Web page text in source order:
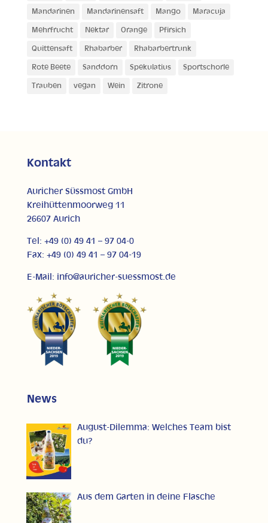
Mandarinen Mandarinensaft Mango Maracuja
Mehrfrucht Nektar Orange Pfirsich
Quittensaft Rhabarber Rhabarbertrunk
Rote Beete Sanddorn Spekulatius Sportschorle
Trauben vegan Wein Zitrone
Kontakt
Auricher Süssmost GmbH
Kreihüttenmoorweg 11
26607 Aurich
Tel: +49 (0) 49 41 – 97 04-0
Fax: +49 (0) 49 41 – 97 04-19
E-Mail: info@auricher-suessmost.de
News
August-Dilemma: Welches Team bist
du?
Aus dem Garten in deine Flasche